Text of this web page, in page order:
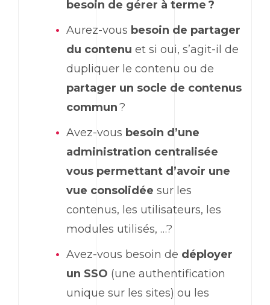
besoin de gérer à terme ?
Aurez-vous besoin de partager
du contenu et si oui, s’agit-il de
dupliquer le contenu ou de
partager un socle de contenus
commun?
Avez-vous besoin d’une
administration centralisée
vous permettant d’avoir une
vue consolidée sur les
contenus, les utilisateurs, les
modules utilisés, …?
Avez-vous besoin de déployer
un SSO (une authentification
unique sur les sites) ou les